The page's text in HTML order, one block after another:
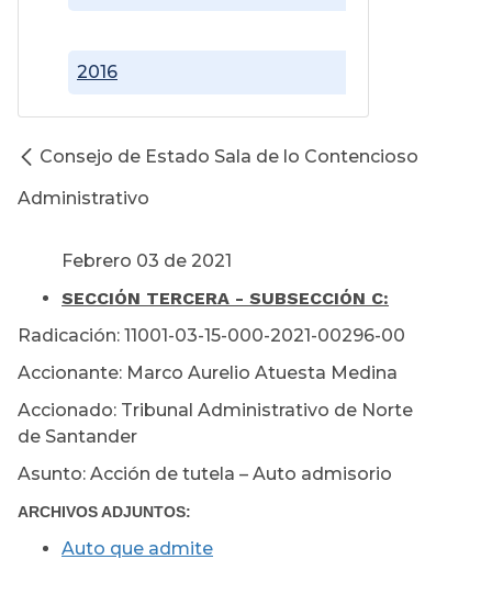
2016
Consejo de Estado Sala de lo Contencioso
Administrativo
Febrero 03 de 2021
SECCIÓN TERCERA - SUBSECCIÓN C:
Radicación: 11001-03-15-000-2021-00296-00
Accionante: Marco Aurelio Atuesta Medina
Accionado: Tribunal Administrativo de Norte
de Santander
Asunto: Acción de tutela – Auto admisorio
ARCHIVOS ADJUNTOS:
Auto que admite